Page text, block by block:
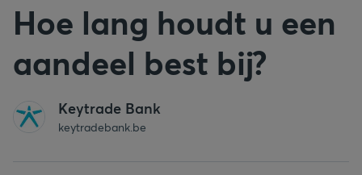
Hoe lang houdt u een
aandeel best bij?
Keytrade Bank
keytradebank.be